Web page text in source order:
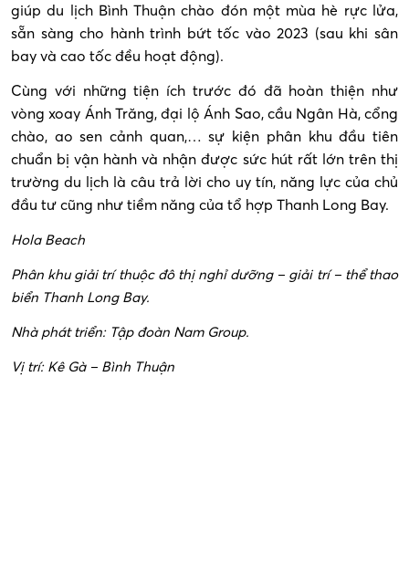
giúp du lịch Bình Thuận chào đón một mùa hè rực lửa,
sẵn sàng cho hành trình bứt tốc vào 2023 (sau khi sân
bay và cao tốc đều hoạt động).
Cùng với những tiện ích trước đó đã hoàn thiện như
vòng xoay Ánh Trăng, đại lộ Ánh Sao, cầu Ngân Hà, cổng
chào, ao sen cảnh quan,… sự kiện phân khu đầu tiên
chuẩn bị vận hành và nhận được sức hút rất lớn trên thị
trường du lịch là câu trả lời cho uy tín, năng lực của chủ
đầu tư cũng như tiềm năng của tổ hợp Thanh Long Bay.
Hola Beach
Phân khu giải trí thuộc đô thị nghỉ dưỡng – giải trí – thể thao
biển Thanh Long Bay.
Nhà phát triển: Tập đoàn Nam Group.
Vị trí: Kê Gà – Bình Thuận